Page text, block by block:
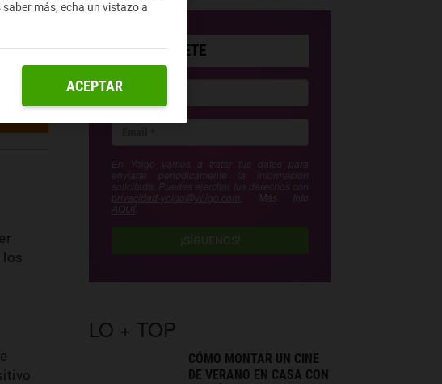
los
SUSCRÍBETE
En Yoigo vamos a tratar tus datos para
enviarte periódicamente la información
solicitada. Puedes ejercitar tus derechos con
privacidad-yoigo@yoigo.com . Más Info
AQUÍ
¡SÍGUENOS!
LO + TOP
CÓMO MONTAR UN CINE
DE VERANO EN CASA CON
más, echa un vistazo a
ACEPTAR